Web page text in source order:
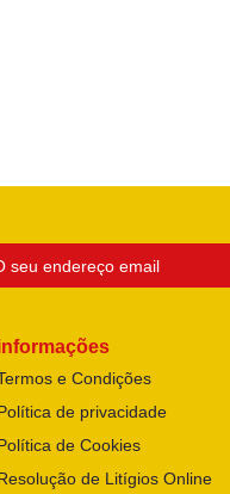
e Condições
de privacidade
de Cookies
de Litígios Online